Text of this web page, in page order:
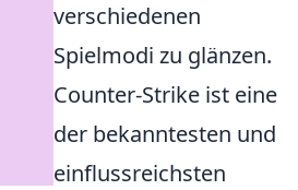
verschiedenen
Spielmodi zu glänzen.
Counter-Strike ist eine
der bekanntesten und
einflussreichsten